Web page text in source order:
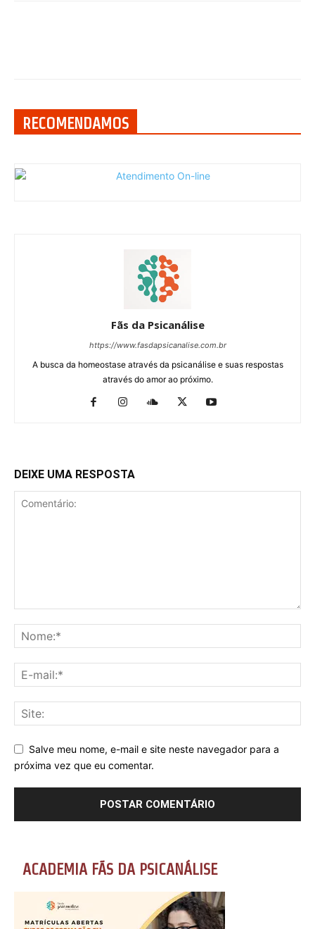
RECOMENDAMOS
Fãs da Psicanálise
https://www.fasdapsicanalise.com.br
A busca da homeostase através da psicanálise e suas respostas
através do amor ao próximo.
DEIXE UMA RESPOSTA
Salve meu nome, e-mail e site neste navegador para a
próxima vez que eu comentar.
ACADEMIA FÃS DA PSICANÁLISE